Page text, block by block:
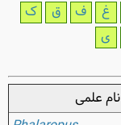
غ ف ق
ک
ی
نام علمی